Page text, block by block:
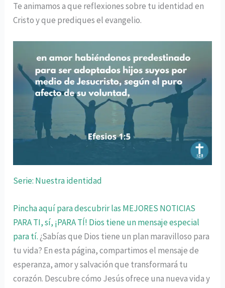
Te animamos a que reflexiones sobre tu identidad en
Cristo y que prediques el evangelio.
Serie: Nuestra identidad
Pincha aquí para descubrir las MEJORES NOTICIAS
PARA TI, sí, ¡PARA TÍ! Dios tiene un mensaje especial
para tí. ¿Sabías que Dios tiene un plan maravilloso para
tu vida? En esta página, compartimos el mensaje de
esperanza, amor y salvación que transformará tu
corazón. Descubre cómo Jesús ofrece una nueva vida y